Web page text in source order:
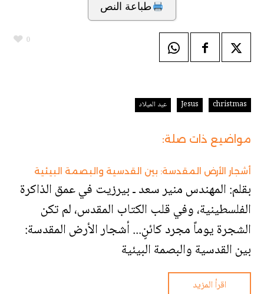
طباعة النص
0
christmas
Jesus عيد الميلاد
مواضيع ذات صلة:
أشجار الأرض المقدسة: بين القدسية والبصمة البيئية
بقلم: المهندس منير سعد ـ بيرزيت في عمق الذاكرة
الفلسطينية، وفي قلب الكتاب المقدس، لم تكن
الشجرة يوماً مجرد كائنٍ... أشجار الأرض المقدسة:
بين القدسية والبصمة البيئية
اقرأ المزيد